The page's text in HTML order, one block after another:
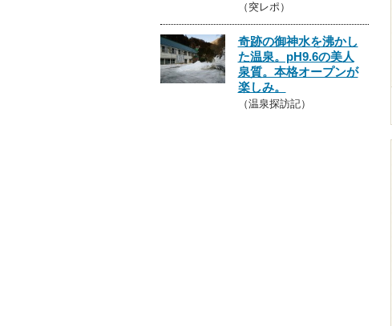
（突レポ）
奇跡の御神水を沸かし
た温泉。pH9.6の美人
泉質。本格オープンが
楽しみ。
（温泉探訪記）